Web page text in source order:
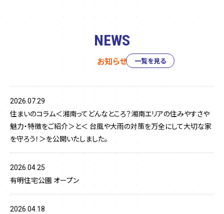
NEWS
お知らせ
2026.07.29
住まいのコラム＜湘南ってどんなところ？湘南エリアの住みやすさや
魅力・特徴をご紹介＞と＜ 台風や大雨の対策を万全にして大切な家
を守ろう！＞を公開いたしました。
2026.04.25
有明住宅公園 オープン
2026.04.18
一覧を見る